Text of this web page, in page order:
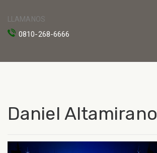
LLAMANOS
0810-268-6666
Daniel Altamirano